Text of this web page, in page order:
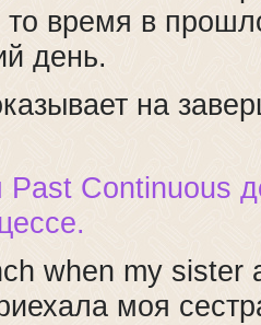
то время в
день.
на
Continuous
when my
моя